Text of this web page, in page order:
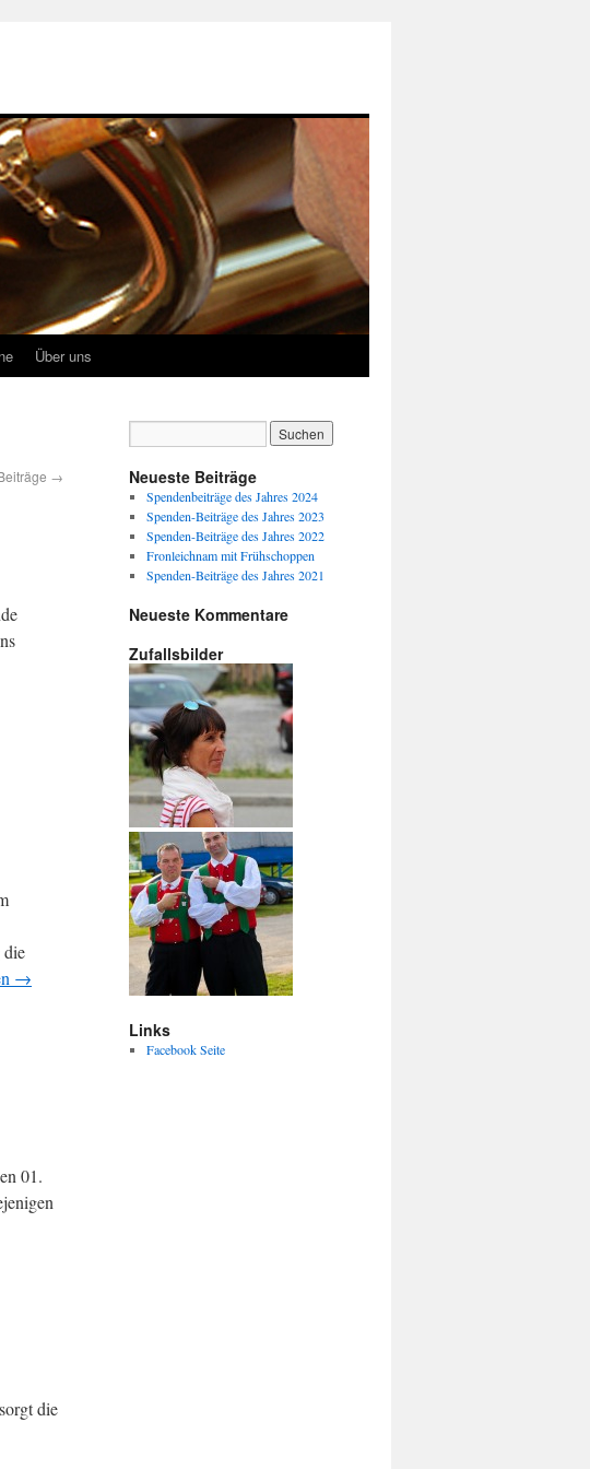
Über uns
→
die
→
01.
die
Neueste Beiträge
Spendenbeiträge des Jahres 2024
Spenden-Beiträge des Jahres 2023
Spenden-Beiträge des Jahres 2022
Fronleichnam mit Frühschoppen
Spenden-Beiträge des Jahres 2021
Neueste Kommentare
Zufallsbilder
Links
Facebook Seite